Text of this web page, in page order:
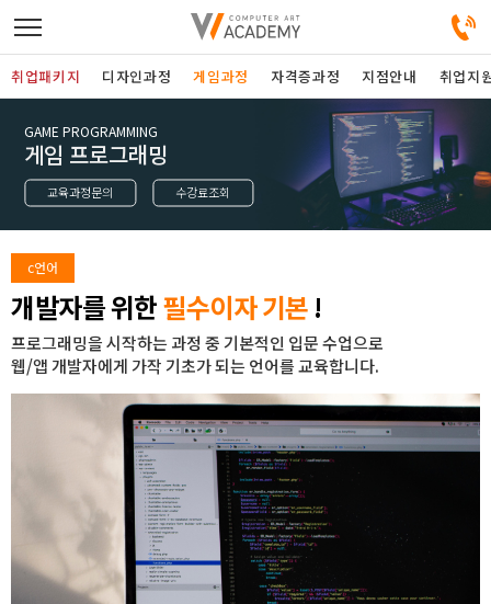
디자인정규과정
디자인단과과정
게임과정
자격증과정
커뮤니티
취업지원센터
고객상담센터
취업패키지 디자인과정 게임과정 자격증과정 지점안내 취업지
GAME PROGRAMMING
게임 프로그래밍
교육과정문의 수강료조회
c언어
개발자를 위한필수이자 기본 !
프로그래밍을 시작하는 과정 중 기본적인 입문 수업으로
웹/앱 개발자에게 가작 기초가 되는 언어를 교육합니다.